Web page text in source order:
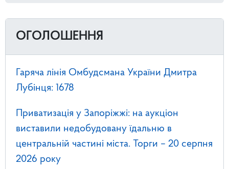
ОГОЛОШЕННЯ
Гаряча лінія Омбудсмана України Дмитра
Лубінця: 1678
Приватизація у Запоріжжі: на аукціон
виставили недобудовану їдальню в
центральній частині міста. Торги – 20 серпня
2026 року